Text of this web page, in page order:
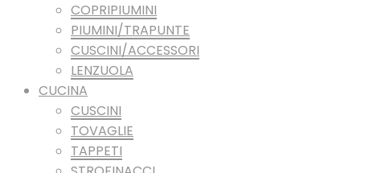
COPRIPIUMINI
PIUMINI/TRAPUNTE
CUSCINI/ACCESSORI
LENZUOLA
CUCINA
CUSCINI
TOVAGLIE
TAPPETI